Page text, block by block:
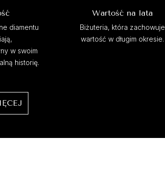
diamentu
w swoim
historię.
Wartość na lata
Biżuteria, która zachowuje
wartość w długim okresie.